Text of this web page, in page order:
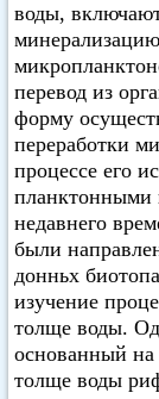
воды,
перевод из
форму
переработки
процессе его
планктонными
недавнего
были
донньх
изучение
толще воды.
основанный на
толще воды